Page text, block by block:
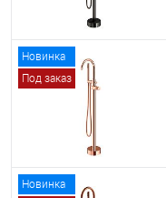
Новинка
Под заказ
Новинка